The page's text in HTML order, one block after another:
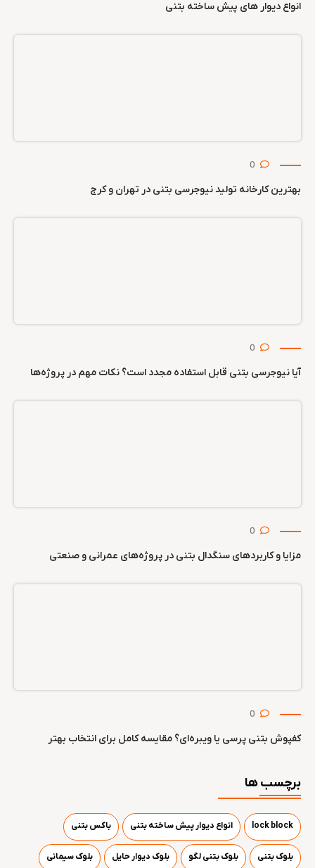
انواع دیوار های پیش ساخته بتنی
بهترین کارخانه تولید نیوجرسی بتنی در تهران و کرج
آیا نیوجرسی بتنی قابل استفاده مجدد است؟ نکات مهم در پروژه‌ها
مزایا و کاربردهای سنگدال بتنی در پروژه‌های عمرانی و صنعتی
کفپوش بتنی پرسی یا ویبره‌ای؟ مقایسه کامل برای انتخاب بهتر
برچسب ها
lock block انواع دیوار پیش ساخته بتنی باکس بتنی
بلوک بتنی بلوک بتنی لگو بلوک دیوار حایل بلوک سیمانی